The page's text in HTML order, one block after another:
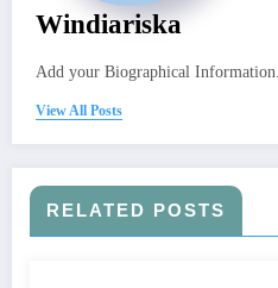
Windiariska
Add your Biographical Information.
View All Posts
RELATED POSTS